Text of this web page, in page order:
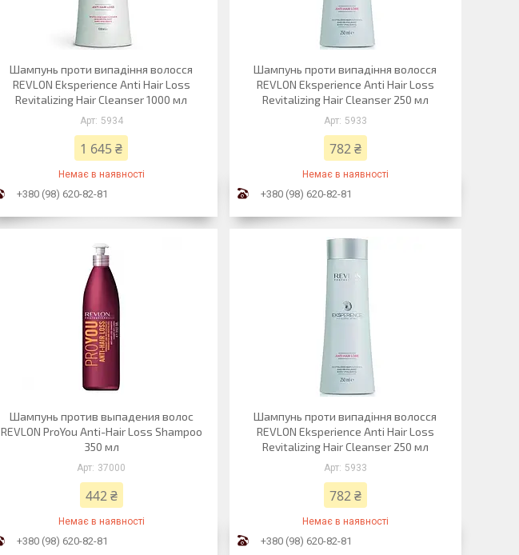
Шампунь проти випадіння волосся
REVLON Eksperience Anti Hair Loss
Revitalizing Hair Cleanser 1000 мл
5934
1 645 ₴
Немає в наявності
+380 (98) 620-82-81
Шампунь проти випадіння волосся
REVLON Eksperience Anti Hair Loss
Revitalizing Hair Cleanser 250 мл
5933
782 ₴
Немає в наявності
+380 (98) 620-82-81
Шампунь против выпадения волос
REVLON ProYou Anti-Hair Loss Shampoo
350 мл
37000
442 ₴
Немає в наявності
+380 (98) 620-82-81
Шампунь проти випадіння волосся
REVLON Eksperience Anti Hair Loss
Revitalizing Hair Cleanser 250 мл
5933
782 ₴
Немає в наявності
+380 (98) 620-82-81